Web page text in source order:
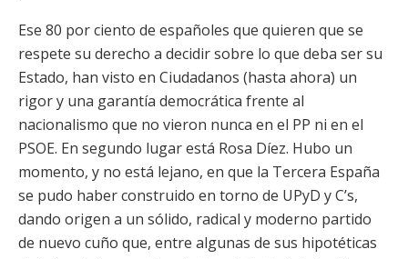
Ese 80 por ciento de españoles que quieren que se
respete su derecho a decidir sobre lo que deba ser su
Estado, han visto en Ciudadanos (hasta ahora) un
rigor y una garantía democrática frente al
nacionalismo que no vieron nunca en el PP ni en el
PSOE. En segundo lugar está Rosa Díez. Hubo un
momento, y no está lejano, en que la Tercera España
se pudo haber construido en torno de UPyD y C’s,
dando origen a un sólido, radical y moderno partido
de nuevo cuño que, entre algunas de sus hipotéticas